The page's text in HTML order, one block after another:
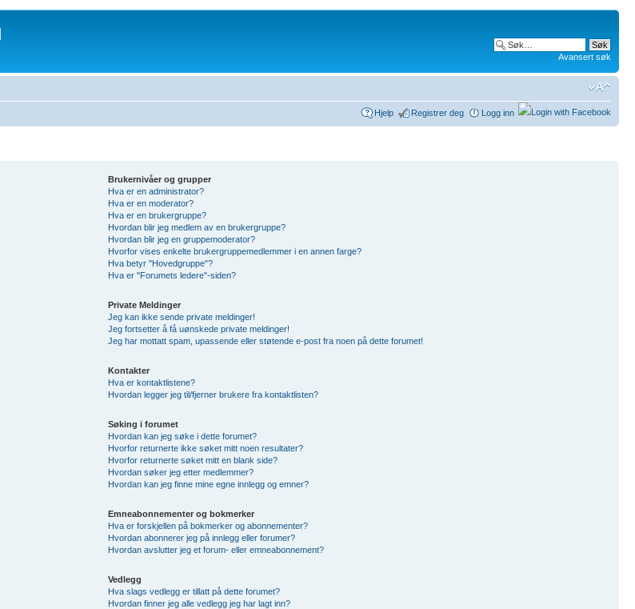
Avansert søk
Hjelp Registrer deg Logg inn
Brukernivåer og grupper
Hva er en administrator?
Hva er en moderator?
Hva er en brukergruppe?
Hvordan blir jeg medlem av en brukergruppe?
Hvordan blir jeg en gruppemoderator?
Hvorfor vises enkelte brukergruppemedlemmer i en annen farge?
Hva betyr "Hovedgruppe"?
Hva er "Forumets ledere"-siden?
Private Meldinger
Jeg kan ikke sende private meldinger!
Jeg fortsetter å få uønskede private meldinger!
Jeg har mottatt spam, upassende eller støtende e-post fra noen på dette forumet!
Kontakter
Hva er kontaktlistene?
Hvordan legger jeg til/fjerner brukere fra kontaktlisten?
Søking i forumet
Hvordan kan jeg søke i dette forumet?
Hvorfor returnerte ikke søket mitt noen resultater?
Hvorfor returnerte søket mitt en blank side?
Hvordan søker jeg etter medlemmer?
Hvordan kan jeg finne mine egne innlegg og emner?
Emneabonnementer og bokmerker
Hva er forskjellen på bokmerker og abonnementer?
Hvordan abonnerer jeg på innlegg eller forumer?
Hvordan avslutter jeg et forum- eller emneabonnement?
Vedlegg
Hva slags vedlegg er tillatt på dette forumet?
Hvordan finner jeg alle vedlegg jeg har lagt inn?